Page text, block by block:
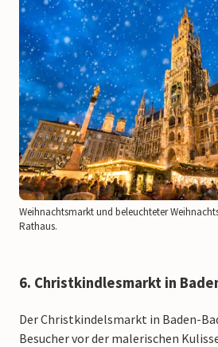
Weihnachtsmarkt und beleuchteter
Rathaus.
6. Christkindlesmarkt in
Der Christkindelsmarkt in Baden-
Besucher vor der malerischen